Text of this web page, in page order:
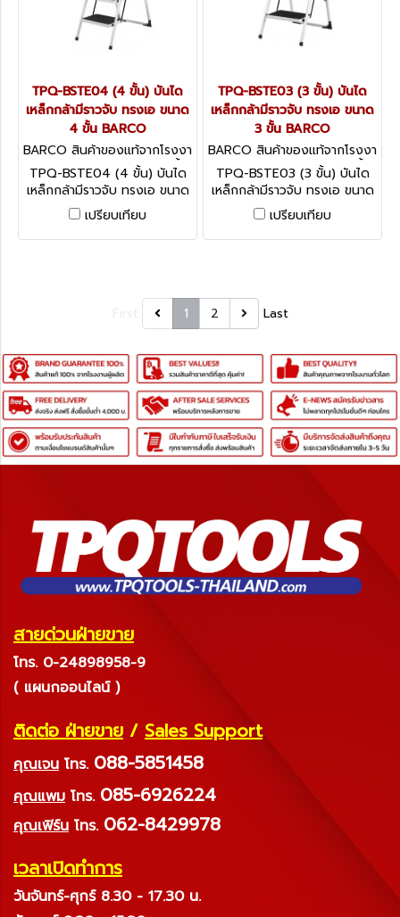
TPQ-BSTE04 (4 ขั้น) บันได
เหล็กกล้ามีราวจับ ทรงเอ ขนาด
4 ขั้น BARCO
BARCO สินค้าของแท้จากโรงงา
นผู้ผลิต TPQ-BSTE04 (4 ขั้น)
TPQ-BSTE04 (4 ขั้น) บันได
เหล็กกล้ามีราวจับ ทรงเอ ขนาด
4 ขั้น BARCO
เปรียบเทียบ
TPQ-BSTE03 (3 ขั้น) บันได
เหล็กกล้ามีราวจับ ทรงเอ ขนาด
3 ขั้น BARCO
BARCO สินค้าของแท้จากโรงงา
นผู้ผลิต TPQ-BSTE03 (3 ขั้น)
TPQ-BSTE03 (3 ขั้น) บันได
เหล็กกล้ามีราวจับ ทรงเอ ขนาด
3 ขั้น BARCO
เปรียบเทียบ
1 2 Last
สายด่วนฝ่ายขาย
โทร. 0-24898958-9
( แผนกออนไลน์ )
ติดต่อ ฝ่ายขาย / Sales Support
คุณเจน โทร. 088-5851458
คุณแพม โทร. 085-6926224
คุณเฟิร์น โทร. 062-8429978
เวลาเปิดทำการ
วันจันทร์-ศุกร์ 8.30 - 17.30 น.